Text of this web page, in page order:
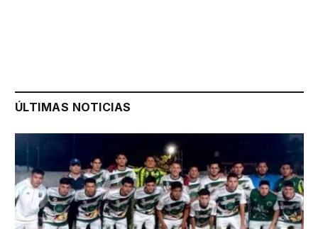
ÚLTIMAS NOTICIAS